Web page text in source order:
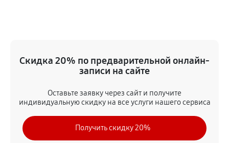
920 руб
1730 руб 60 минут
Чистка от пыли объектива Canon EF-S 10-18mm
F4.5-5.6 IS STM
Скидка 20% по предварительной онлайн-
записи на сайте
Оставьте заявку через сайт и получите
индивидуальную скидку на все услуги нашего сервиса
Получить скидку 20%